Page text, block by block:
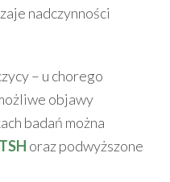
nadczynności
– u chorego
objawy
badań można
oraz podwyższone